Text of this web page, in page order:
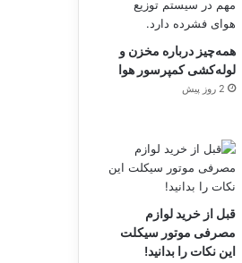
همه‌چیز درباره مخزن و
لوله‌کشی کمپرسور هوا
2 روز پیش
قبل از خرید لوازم
مصرفی موتور سیکلت
این نکات را بدانید!